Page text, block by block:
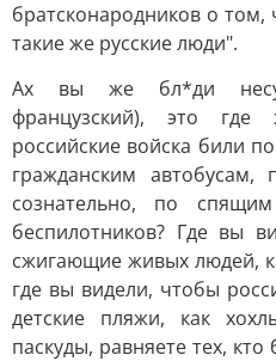
братсконародников о
такие же русские люди".
Ах вы же бл*ди
французский), это
российские войска били
гражданским
сознательно, по
беспилотников? Где вы
сжигающие живых людей,
где вы видели, чтобы
детские пляжи, как
паскуды, равняете тех,